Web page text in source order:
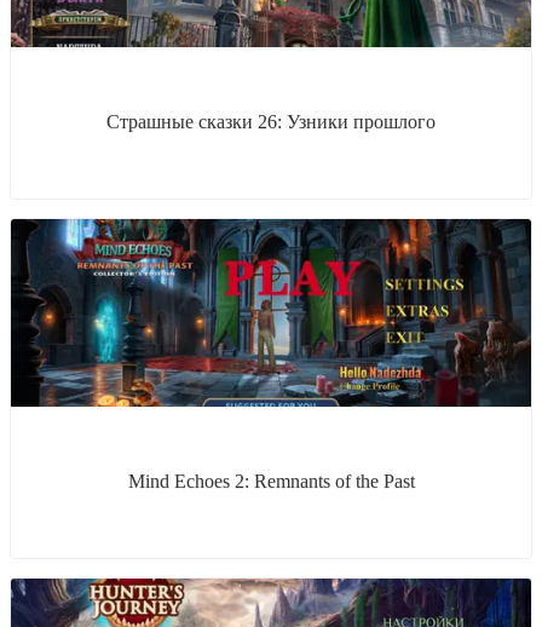
Страшные сказки 26: Узники прошлого
Mind Echoes 2: Remnants of the Past